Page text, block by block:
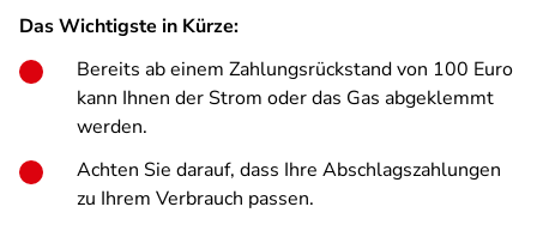
Das Wichtigste in Kürze:
Bereits ab einem Zahlungsrückstand von 100 Euro
kann Ihnen der Strom oder das Gas abgeklemmt
werden.
Achten Sie darauf, dass Ihre Abschlagszahlungen
zu Ihrem Verbrauch passen.